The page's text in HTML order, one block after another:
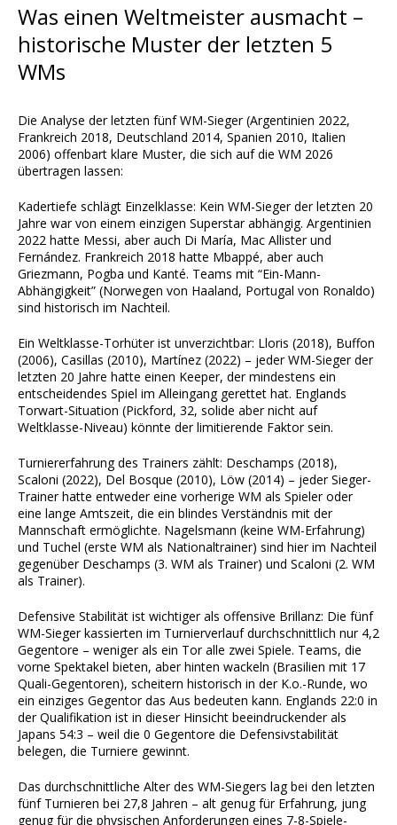
Was einen Weltmeister ausmacht –
historische Muster der letzten 5
WMs
Die Analyse der letzten fünf WM-Sieger (Argentinien 2022,
Frankreich 2018, Deutschland 2014, Spanien 2010, Italien
2006) offenbart klare Muster, die sich auf die WM 2026
übertragen lassen:
Kadertiefe schlägt Einzelklasse: Kein WM-Sieger der letzten 20
Jahre war von einem einzigen Superstar abhängig. Argentinien
2022 hatte Messi, aber auch Di María, Mac Allister und
Fernández. Frankreich 2018 hatte Mbappé, aber auch
Griezmann, Pogba und Kanté. Teams mit “Ein-Mann-
Abhängigkeit” (Norwegen von Haaland, Portugal von Ronaldo)
sind historisch im Nachteil.
Ein Weltklasse-Torhüter ist unverzichtbar: Lloris (2018), Buffon
(2006), Casillas (2010), Martínez (2022) – jeder WM-Sieger der
letzten 20 Jahre hatte einen Keeper, der mindestens ein
entscheidendes Spiel im Alleingang gerettet hat. Englands
Torwart-Situation (Pickford, 32, solide aber nicht auf
Weltklasse-Niveau) könnte der limitierende Faktor sein.
Turniererfahrung des Trainers zählt: Deschamps (2018),
Scaloni (2022), Del Bosque (2010), Löw (2014) – jeder Sieger-
Trainer hatte entweder eine vorherige WM als Spieler oder
eine lange Amtszeit, die ein blindes Verständnis mit der
Mannschaft ermöglichte. Nagelsmann (keine WM-Erfahrung)
und Tuchel (erste WM als Nationaltrainer) sind hier im Nachteil
gegenüber Deschamps (3. WM als Trainer) und Scaloni (2. WM
als Trainer).
Defensive Stabilität ist wichtiger als offensive Brillanz: Die fünf
WM-Sieger kassierten im Turnierverlauf durchschnittlich nur 4,2
Gegentore – weniger als ein Tor alle zwei Spiele. Teams, die
vorne Spektakel bieten, aber hinten wackeln (Brasilien mit 17
Quali-Gegentoren), scheitern historisch in der K.o.-Runde, wo
ein einziges Gegentor das Aus bedeuten kann. Englands 22:0 in
der Qualifikation ist in dieser Hinsicht beeindruckender als
Japans 54:3 – weil die 0 Gegentore die Defensivstabilität
belegen, die Turniere gewinnt.
Das durchschnittliche Alter des WM-Siegers lag bei den letzten
fünf Turnieren bei 27,8 Jahren – alt genug für Erfahrung, jung
genug für die physischen Anforderungen eines 7-8-Spiele-